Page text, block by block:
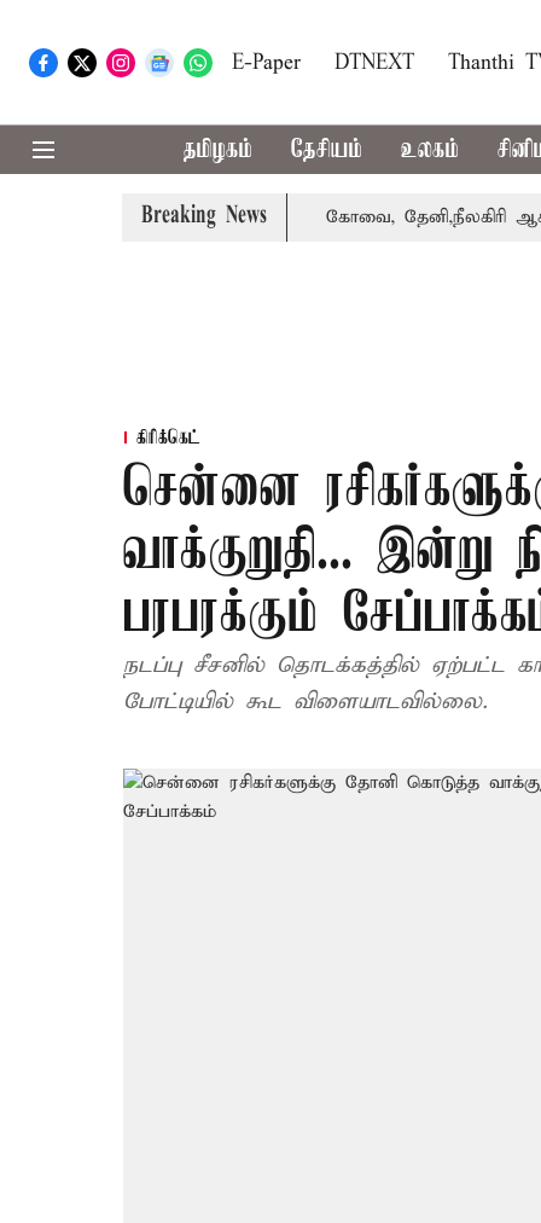
E-Paper DTNEXT Thanthi
தமிழகம் தேசியம் உலகம்
Breaking News
வாபஸ் பெற்றார் சங்கீதா கோவை, தேனி,நீலகிரி ஆகிய
கிரிக்கெட்
சென்னை
வாக்குறுதி... இன்று
பரபரக்கும்
நடப்பு சீசனில் தொடக்கத்தில் ஏற்பட்ட
போட்டியில் கூட விளையாடவில்லை.